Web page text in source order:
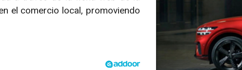
el comercio local, promoviendo